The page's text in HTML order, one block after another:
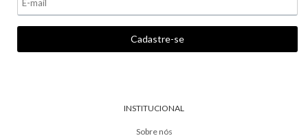
INSTITUCIONAL
Sobre nós